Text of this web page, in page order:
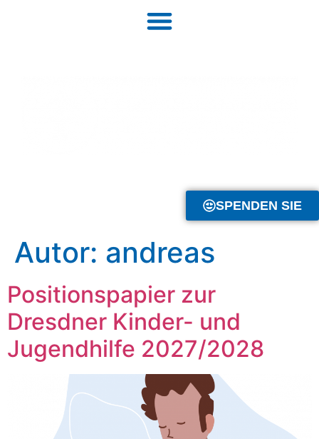
SPENDEN SIE
Autor: andreas
Positionspapier zur
Dresdner Kinder- und
Jugendhilfe 2027/2028